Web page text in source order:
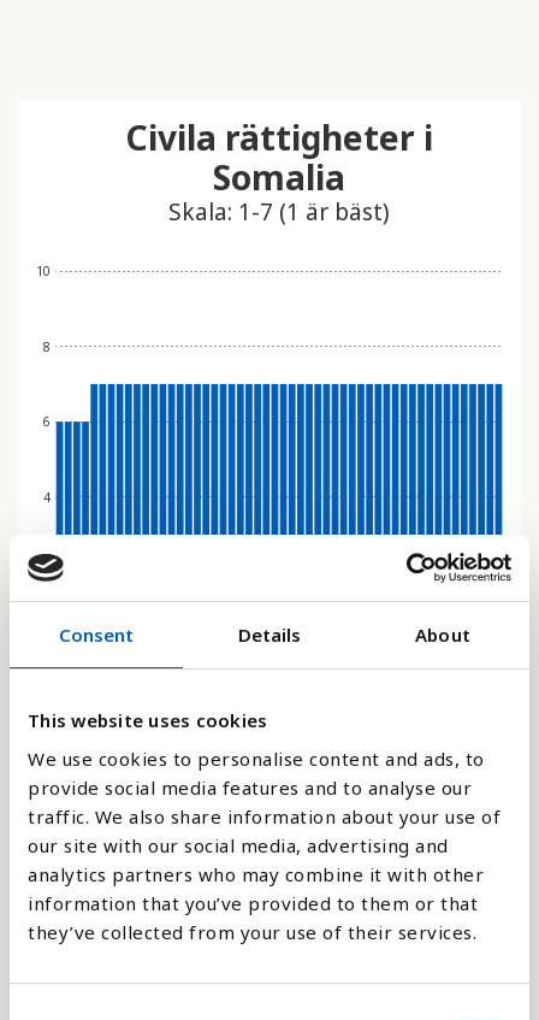
Consent Details About
This website uses cookies
We use cookies to personalise content and ads, to
provide social media features and to analyse our
traffic. We also share information about your use of
our site with our social media, advertising and
analytics partners who may combine it with other
information that you’ve provided to them or that
they’ve collected from your use of their services.
2
4
6
8
10
19721974197619781980198319851987198919911994199619982000200220042006200820102012201420162018202020222024
Civila rättigheter i
Somalia
Skala: 1-7 (1 är bäst)
Stapeldiagram
Linje
Platt